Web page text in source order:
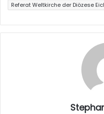
Referat Weltkirche der Diözese